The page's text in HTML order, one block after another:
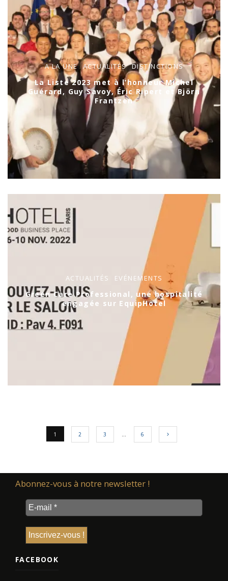
A LA UNE ACTUALITÉS DISTINCTIONS
La Liste 2023 met à l’honneur Michel
Guérard, Guy Savoy, Éric Ripert et Björn
Frantzen
ACTUALITÉS EVÉNEMENTS
Green Care Professional, une hospitalité
engagée sur EquipHotel
1 2 3 6
Abonnez-vous à notre newsletter !
FACEBOOK